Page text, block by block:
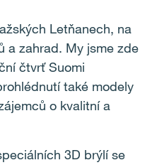
Letňanech, na
a zahrad. My jsme zde
čtvrť Suomi
také modely
o kvalitní a
3D brýlí se